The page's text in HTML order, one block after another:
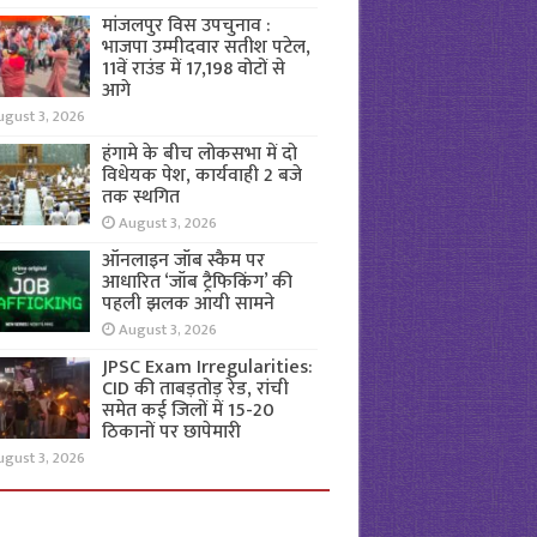
मांजलपुर विस उपचुनाव :
भाजपा उम्मीदवार सतीश पटेल,
11वें राउंड में 17,198 वोटों से
आगे
3, 2026
हंगामे के बीच लोकसभा में दो
विधेयक पेश, कार्यवाही 2 बजे
तक स्थगित
August 3, 2026
ऑनलाइन जॉब स्कैम पर
आधारित ‘जॉब ट्रैफिकिंग’ की
पहली झलक आयी सामने
August 3, 2026
JPSC Exam Irregularities:
CID की ताबड़तोड़ रेड, रांची
समेत कई जिलों में 15-20
ठिकानों पर छापेमारी
3, 2026